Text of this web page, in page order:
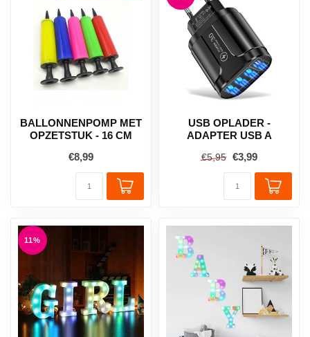
BALLONNENPOMP MET
OPZETSTUK - 16 CM
€8,99
USB OPLADER -
ADAPTER USB A
€5,95 €3,99
11%